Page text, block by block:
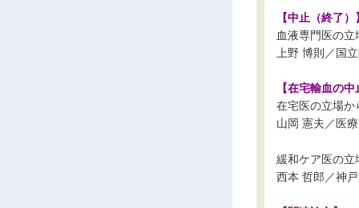
【中止（終了）
血液専門医の立
上野 博則／国
【在宅輸血の
在宅医の立場か
山岡 憲夫／医
緩和ケア医の立
西本 哲郎／神